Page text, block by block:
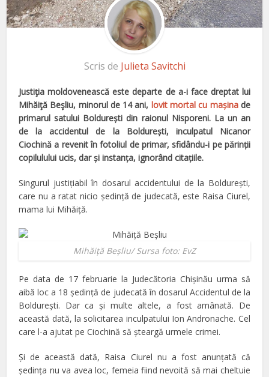
Scris de Julieta Savitchi
Justiţia moldovenească este departe de a-i face dreptat lui
Mihăiţă Beşliu, minorul de 14 ani, lovit mortal cu mașinade
primarul satului Boldureşti din raionul Nisporeni. La un an
de la accidentul de la Boldureşti, inculpatul Nicanor
Ciochină a revenit în fotoliul de primar, sfidându-i pe părinţii
copilulului ucis, dar şi instanţa, ignorând citaţiile.
Singurul justiţiabil în dosarul accidentului de la Boldureşti,
care nu a ratat nicio şedinţă de judecată, este Raisa Ciurel,
mama lui Mihăiţă.
Mihăiţă Beşliu/ Sursa foto: EvZ
Pe data de 17 februarie la Judecătoria Chişinău urma să
aibă loc a 18 şedinţă de judecată în dosarul Accidentul de la
Boldureşti. Dar ca şi multe altele, a fost amânată. De
această dată, la solicitarea inculpatului Ion Andronache. Cel
care l-a ajutat pe Ciochină să şteargă urmele crimei.
Şi de această dată, Raisa Ciurel nu a fost anunţată că
şedinţa nu va avea loc, femeia fiind nevoită să mai cheltuie